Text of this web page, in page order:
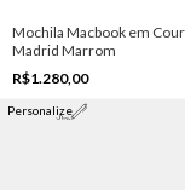
Mochila Macbook em
Madrid Marrom
R$1.280,00
Personalize